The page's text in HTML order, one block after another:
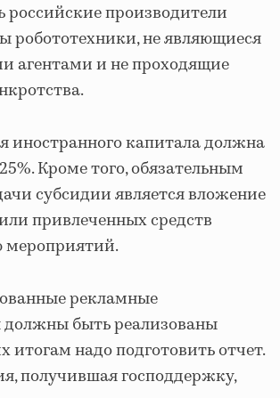
российские производители
робототехники, не являющиеся
агентами и не проходящие
иностранного капитала должна
Кроме того, обязательным
субсидии является вложение
привлеченных средств
мероприятий.
рекламные
быть реализованы
итогам надо подготовить отчет.
получившая господдержку,